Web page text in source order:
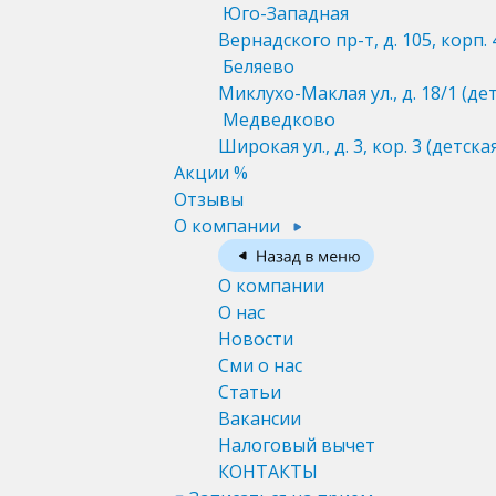
Юго-Западная
Вернадского пр-т, д. 105, корп.
Беляево
Миклухо-Маклая ул., д. 18/1
Медведково
Широкая ул., д. 3, кор. 3
Акции %
Отзывы
О компании
О компании
О нас
Новости
Сми о нас
Статьи
Вакансии
Налоговый вычет
КОНТАКТЫ